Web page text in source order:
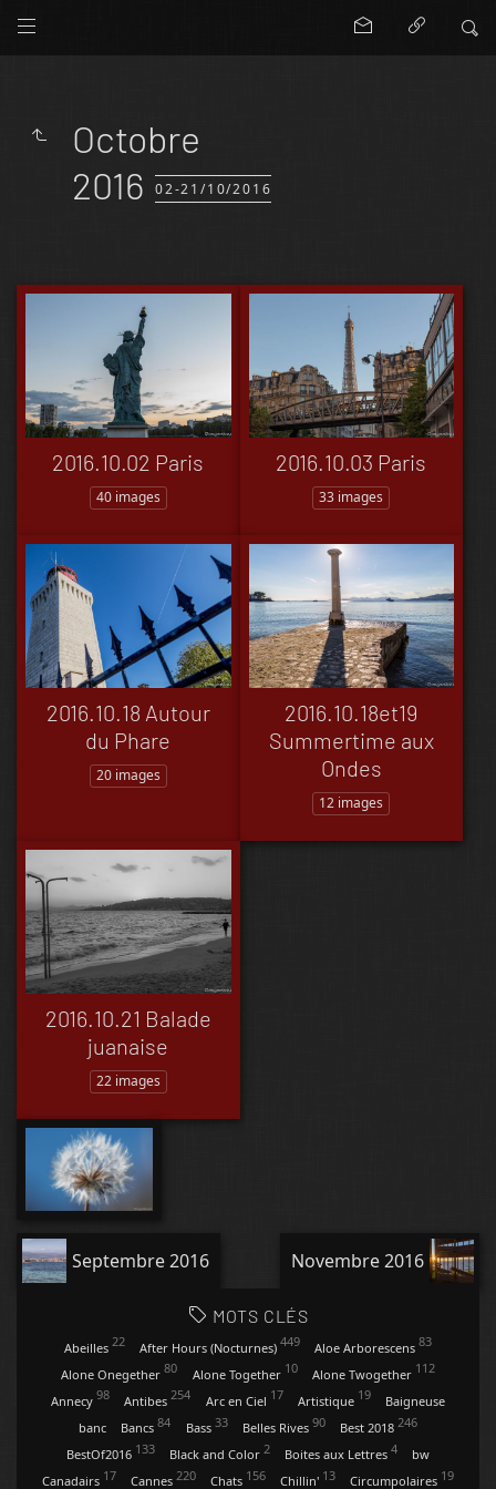
Octobre
2016
02-21/10/2016
2016.10.02 Paris
40 images
2016.10.03 Paris
33 images
2016.10.18 Autour
du Phare
20 images
2016.10.18et19
Summertime aux
Ondes
12 images
2016.10.21 Balade
juanaise
22 images
Septembre 2016 Novembre 2016
MOTS CLÉS
Abeilles 22 After Hours (Nocturnes) 449 Aloe Arborescens 83
Alone Onegether 80 Alone Together 10 Alone Twogether 112
Annecy 98 Antibes 254 Arc en Ciel 17 Artistique 19
Baigneuse
banc
Bancs 84 Bass 33 Belles Rives 90 Best 2018 246
BestOf2016 133 Black and Color 2 Boites aux Lettres 4
bw
Canadairs 17 Cannes 220 Chats 156 Chillin' 13 Circumpolaires 19